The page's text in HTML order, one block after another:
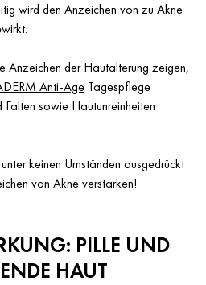
wird den Anzeichen von zu Akne
Anzeichen der Hautalterung zeigen,
Anti-Age Tagespflege
sowie Hautunreinheiten
keinen Umständen ausgedrückt
von Akne verstärken!
PILLE UND
HAUT